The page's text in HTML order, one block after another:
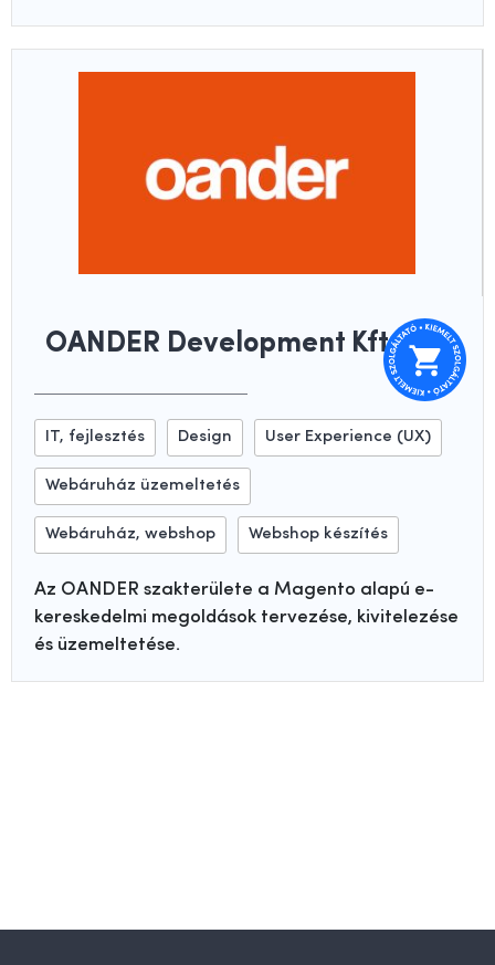
OANDER Development Kft.
IT, fejlesztés Design User Experience (UX)
Webáruház üzemeltetés
Webáruház, webshop Webshop készítés
Az OANDER szakterülete a Magento alapú e-
kereskedelmi megoldások tervezése, kivitelezése
és üzemeltetése.